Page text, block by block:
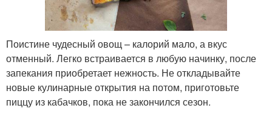
Поистине чудесный овощ – калорий мало, а вкус
отменный. Легко встраивается в любую начинку, после
запекания приобретает нежность. Не откладывайте
новые кулинарные открытия на потом, приготовьте
пиццу из кабачков, пока не закончился сезон.